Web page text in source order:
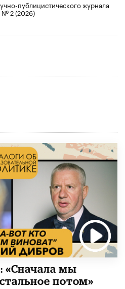
публицистического журнала
№ 2 (2026)
«Сначала мы
потом»